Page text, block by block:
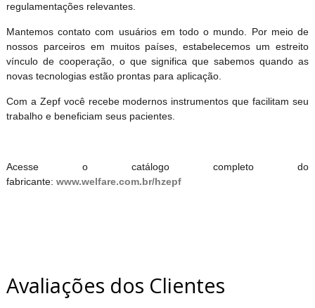
regulamentações relevantes.
Mantemos contato com usuários em todo o mundo. Por meio de
nossos parceiros em muitos países, estabelecemos um estreito
vínculo de cooperação, o que significa que sabemos quando as
novas tecnologias estão prontas para aplicação.
Com a Zepf você recebe modernos instrumentos que facilitam seu
trabalho e beneficiam seus pacientes.
Acesse o catálogo completo do
fabricante: www.welfare.com.br/hzepf
Avaliações dos Clientes